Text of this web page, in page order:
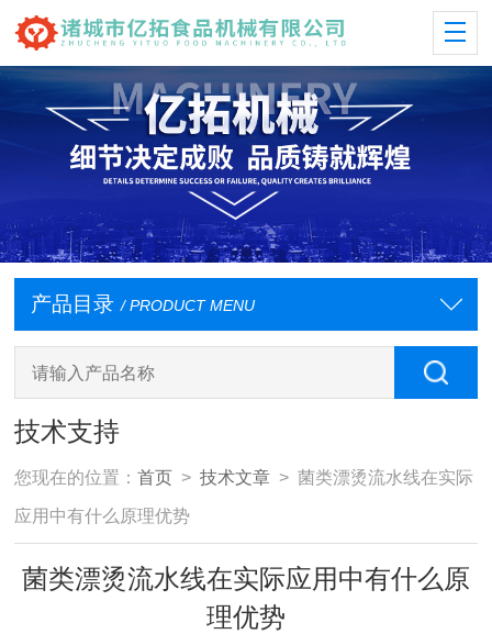
产品目录 / PRODUCT MENU
技术支持
您现在的位置：首页 >技术文章 > 菌类漂烫流水线在实际
应用中有什么原理优势
菌类漂烫流水线在实际应用中有什么原
理优势